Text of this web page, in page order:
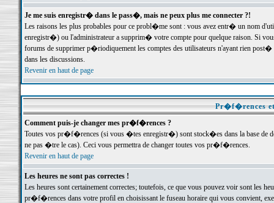
Je me suis enregistr� dans le pass�, mais ne peux plus me connecter ?!
Les raisons les plus probables pour ce probl�me sont : vous avez entr� un nom
enregistr�) ou l'administrateur a supprim� votre compte pour quelque raison. Si
forums de supprimer p�riodiquement les comptes des utilisateurs n'ayant rien
dans les discussions.
Revenir en haut de page
Pr�f�rences
Comment puis-je changer mes pr�f�rences ?
Toutes vos pr�f�rences (si vous �tes enregistr�) sont stock�es dans la base de
ne pas �tre le cas). Ceci vous permettra de changer toutes vos pr�f�rences.
Revenir en haut de page
Les heures ne sont pas correctes !
Les heures sont certainement correctes; toutefois, ce que vous pouvez voir sont
pr�f�rences dans votre profil en choisissant le fuseau horaire qui vous convient,